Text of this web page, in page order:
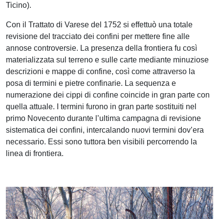
Ticino).
Con il Trattato di Varese del 1752 si effettuò una totale
revisione del tracciato dei confini per mettere fine alle
annose controversie. La presenza della frontiera fu così
materializzata sul terreno e sulle carte mediante minuziose
descrizioni e mappe di confine, così come attraverso la
posa di termini e pietre confinarie. La sequenza e
numerazione dei cippi di confine coincide in gran parte con
quella attuale. I termini furono in gran parte sostituiti nel
primo Novecento durante l’ultima campagna di revisione
sistematica dei confini, intercalando nuovi termini dov’era
necessario. Essi sono tuttora ben visibili percorrendo la
linea di frontiera.